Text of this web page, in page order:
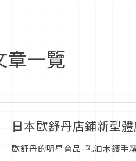
章一覽
日本歐舒丹店鋪新型
歐舒丹的明星商品-乳油木護手